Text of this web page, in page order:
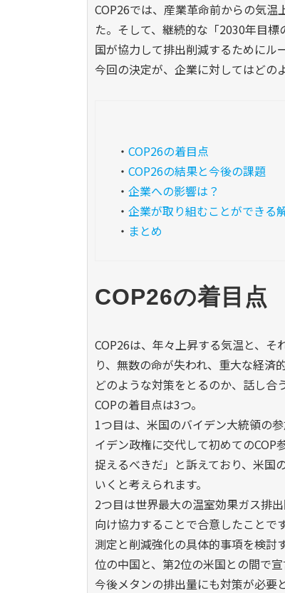
COP26では、産業革命前からの気
た。そして、継続的な「2030年目
国が協力して排出削減するためにル
今回の決定が、企業に対してはどの
・ COP26の着目点
・ COP26の結果と今後の課題
・ 企業への影響は？
・ 企業が取り組むことができる
・ まとめ
COP26の着目点
COP26は、年々上昇する気温と、
り、無数の命が失われ、重大な経
どのような対策をとるのか、話し合
COPの着目点は3つ。
1つ目は、米国のバイデン大統領の
イデン政権に交代して初めての
捉えるべきだ」と訴えており、米国
いくと考えられます。
2つ目は世界最大の温室効果ガス排
向け協力することで合意したことで
測定と削減強化の具体的事項を検討
位の中国と、第2位の米国との間で
今後メタンの排出量にも対策が必要